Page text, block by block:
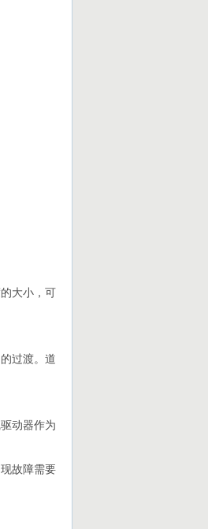
大小，可
过渡。道
动器作为
故障需要